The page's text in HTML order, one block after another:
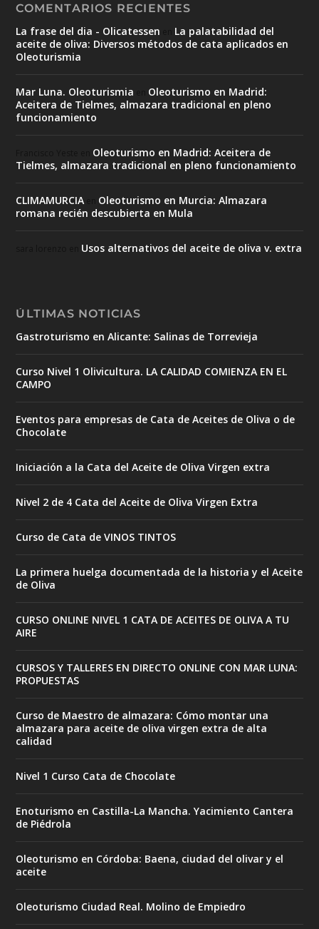
COMENTARIOS RECIENTES
La frase del dia - Olicatessen
La palatabilidad del
aceite de oliva: Diversos métodos de cata aplicados en
Oleoturismia
Mar Luna. Oleoturismia
Oleoturismo en Madrid:
Aceitera de Tielmes, almazara tradicional en pleno
funcionamiento
Oleoturismo en Madrid: Aceitera de
Tielmes, almazara tradicional en pleno funcionamiento
CLIMAMURCIA
Oleoturismo en Murcia: Almazara
romana recién descubierta en Mula
Usos alternativos del aceite de oliva v. extra
ÚLTIMAS NOTICIAS
Gastroturismo en Alicante: Salinas de Torrevieja
Curso Nivel 1 Olivicultura. LA CALIDAD COMIENZA EN EL
CAMPO
Eventos para empresas de Cata de Aceites de Oliva o de
Chocolate
Iniciación a la Cata del Aceite de Oliva Virgen extra
Nivel 2 de 4 Cata del Aceite de Oliva Virgen Extra
Curso de Cata de VINOS TINTOS
La primera huelga documentada de la historia y el Aceite
de Oliva
CURSO ONLINE NIVEL 1 CATA DE ACEITES DE OLIVA A TU
AIRE
CURSOS Y TALLERES EN DIRECTO ONLINE CON MAR LUNA:
PROPUESTAS
Curso de Maestro de almazara: Cómo montar una
almazara para aceite de oliva virgen extra de alta
calidad
Nivel 1 Curso Cata de Chocolate
Enoturismo en Castilla-La Mancha. Yacimiento Cantera
de Piédrola
Oleoturismo en Córdoba: Baena, ciudad del olivar y el
aceite
Oleoturismo Ciudad Real. Molino de Empiedro